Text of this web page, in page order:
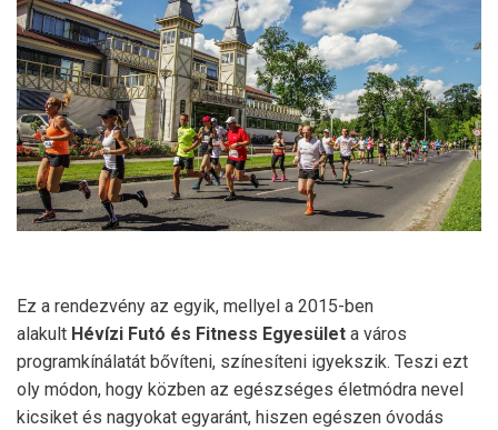
Ez a rendezvény az egyik, mellyel a 2015-ben
alakult Hévízi Futó és Fitness Egyesület a város
programkínálatát bővíteni, színesíteni igyekszik. Teszi ezt
oly módon, hogy közben az egészséges életmódra nevel
kicsiket és nagyokat egyaránt, hiszen egészen óvodás